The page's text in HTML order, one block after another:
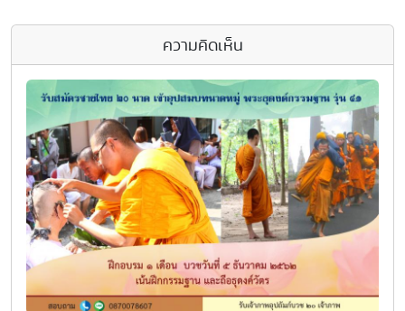
ความคิดเห็น